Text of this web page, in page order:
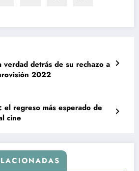
verdad detrás de su rechazo a
2022
el regreso más esperado de
cine